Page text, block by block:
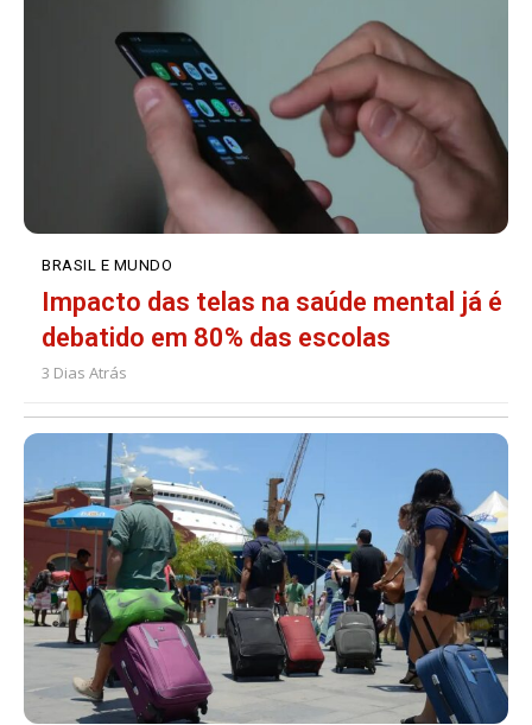
BRASIL E MUNDO
Impacto das telas na saúde mental já é
debatido em 80% das escolas
3 Dias Atrás